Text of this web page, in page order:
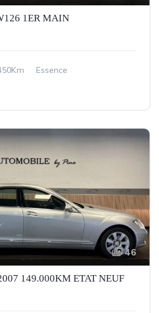
1ER MAIN
Essence
46
149.000KM ETAT NEUF